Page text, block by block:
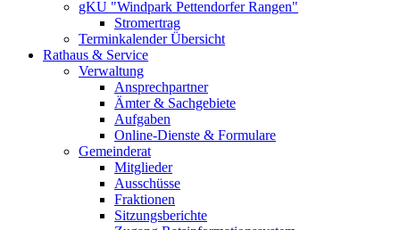
gKU "Windpark Pettendorfer Rangen"
Stromertrag
Terminkalender Übersicht
Rathaus & Service
Verwaltung
Ansprechpartner
Ämter & Sachgebiete
Aufgaben
Online-Dienste & Formulare
Gemeinderat
Mitglieder
Ausschüsse
Fraktionen
Sitzungsberichte